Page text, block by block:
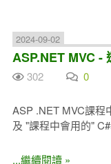
2024-09-02
ASP.NET MVC -
302 0
ASP .NET MVC課程
及 "課程中會用的"
...繼續閱讀 »